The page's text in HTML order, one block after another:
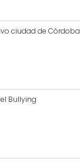
ciudad de Córdoba
Bullying